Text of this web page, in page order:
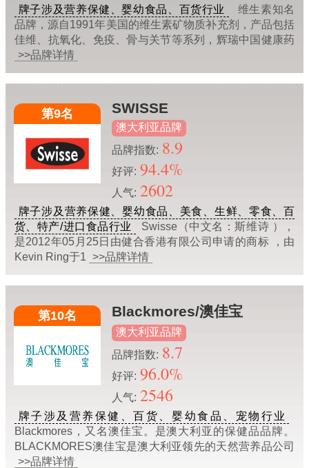
牌子涉及营养保健、婴幼食品、百货行业
维生素知名
品牌，源自1991年美国的维生素矿物质补充剂，产品包括
佳维、抗氧化、免疫、骨与关节等系列，辉瑞中国健康药
>>品牌详情
第9名 SWISSE
澳大利亚品牌
品牌指数: 8.9
好评: 94.4%
人气: 2602
牌子涉及营养保健、婴幼食品、美食、生鲜、零食、百
货、特产/进口食品行业
Swisse（中文名：斯维诗 ），
是2012年05月25日由健合香港有限公司申请的商标 ，由
Kevin Ring于1 >>品牌详情
第10名 Blackmores/澳佳宝
澳大利亚品牌
品牌指数: 8.7
好评: 96.0%
人气: 2546
牌子涉及营养保健、百货、婴幼食品、宠物行业
Blackmores，又名澳佳宝。是澳大利亚的保健品品牌。
BLACKMORES澳佳宝是澳大利亚领先的天然营养品公司
>>品牌详情